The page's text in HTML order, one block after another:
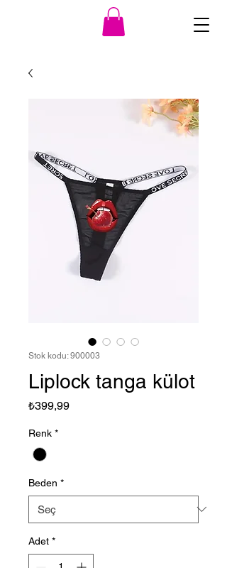
Stok kodu: 900003
Liplock tanga külot
₺399,99Fiyat
Renk *
Beden *
Adet *